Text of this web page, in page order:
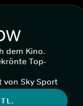
dem Kino.
Top-
von Sky Sport